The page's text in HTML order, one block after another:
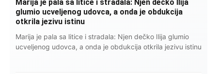
Marija je pala sa litice i stradala: Njen dečko Ilija
glumio ucveljenog udovca, a onda je obdukcija
otkrila jezivu istinu
Marija je pala sa litice i stradala: Njen dečko Ilija glumio
ucveljenog udovca, a onda je obdukcija otkrila jezivu istinu